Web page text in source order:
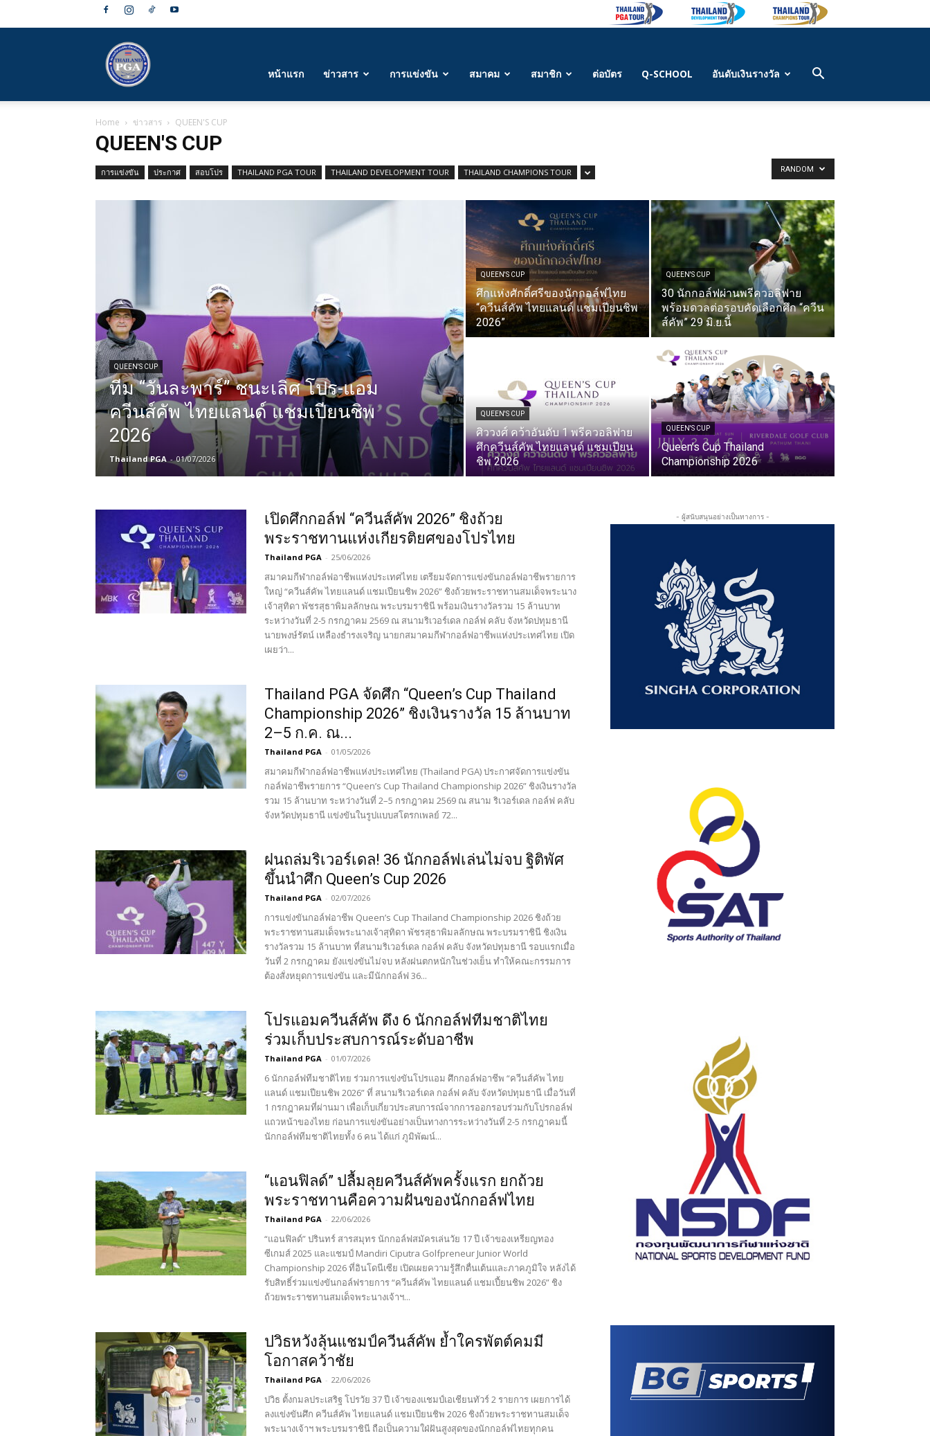
กีฬา
แห่ง
ประเทศไทย
หน้าแรก ข่าวสาร การแข่งขัน สมาคม สมาชิก ต่อบัตร Q-SCHOOL อันดับเงินรางวัล
Home ข่าวสาร QUEEN'S CUP
QUEEN'S CUP
การแข่งขัน ประกาศ สอบโปร THAILAND PGA TOUR THAILAND DEVELOPMENT TOUR THAILAND CHAMPIONS TOUR RANDOM
QUEEN'S CUP
ทีม “วันละพาร์” ชนะเลิศ โปร-แอม
ควีนส์คัพ ไทยแลนด์ แชมเปียนชิพ
2026
Thailand PGA - 01/07/2026
QUEEN'S CUP
ศึกแห่งศักดิ์ศรีของนักกอล์ฟไทย
“ควีนส์คัพ ไทยแลนด์ แชมเปียนชิพ
2026”
QUEEN'S CUP
30 นักกอล์ฟผ่านพรีควอลิฟาย
พร้อมดวลต่อรอบคัดเลือกศึก “ควีน
ส์คัพ” 29 มิ.ย.นี้
QUEEN'S CUP
ศิววงศ์ คว้าอันดับ 1 พรีควอลิฟาย
ศึกควีนส์คัพ ไทยแลนด์ แชมเปียน
ชิพ 2026
QUEEN'S CUP
Queen’s Cup Thailand
Championship 2026
เปิดศึกกอล์ฟ “ควีนส์คัพ 2026” ชิงถ้วย
พระราชทานแห่งเกียรติยศของโปรไทย
Thailand PGA - 25/06/2026
สมาคมกีฬากอล์ฟอาชีพแห่งประเทศไทย เตรียมจัดการแข่งขันกอล์ฟอาชีพรายการ
ใหญ่ “ควีนส์คัพ ไทยแลนด์ แชมเปียนชิพ 2026” ชิงถ้วยพระราชทานสมเด็จพระนาง
เจ้าสุทิดา พัชรสุธาพิมลลักษณ พระบรมราชินี พร้อมเงินรางวัลรวม 15 ล้านบาท
ระหว่างวันที่ 2-5 กรกฎาคม 2569 ณ สนามริเวอร์เดล กอล์ฟ คลับ จังหวัดปทุมธานี
นายพงษ์รัตน์ เหลืองธำรงเจริญ นายกสมาคมกีฬากอล์ฟอาชีพแห่งประเทศไทย เปิด
เผยว่า...
Thailand PGA จัดศึก “Queen’s Cup Thailand
Championship 2026” ชิงเงินรางวัล 15 ล้านบาท
2–5 ก.ค. ณ...
Thailand PGA - 01/05/2026
สมาคมกีฬากอล์ฟอาชีพแห่งประเทศไทย (Thailand PGA) ประกาศจัดการแข่งขัน
กอล์ฟอาชีพรายการ “Queen’s Cup Thailand Championship 2026” ชิงเงินรางวัล
รวม 15 ล้านบาท ระหว่างวันที่ 2–5 กรกฎาคม 2569 ณ สนาม ริเวอร์เดล กอล์ฟ คลับ
จังหวัดปทุมธานี แข่งขันในรูปแบบสโตรกเพลย์ 72...
ฝนถล่มริเวอร์เดล! 36 นักกอล์ฟเล่นไม่จบ ฐิติพัศ
ขึ้นนำศึก Queen’s Cup 2026
Thailand PGA - 02/07/2026
การแข่งขันกอล์ฟอาชีพ Queen’s Cup Thailand Championship 2026 ชิงถ้วย
พระราชทานสมเด็จพระนางเจ้าสุทิดา พัชรสุธาพิมลลักษณ พระบรมราชินี ชิงเงิน
รางวัลรวม 15 ล้านบาท ที่สนามริเวอร์เดล กอล์ฟ คลับ จังหวัดปทุมธานี รอบแรกเมื่อ
วันที่ 2 กรกฎาคม ยังแข่งขันไม่จบ หลังฝนตกหนักในช่วงเย็น ทำให้คณะกรรมการ
ต้องสั่งหยุดการแข่งขัน และมีนักกอล์ฟ 36...
โปรแอมควีนส์คัพ ดึง 6 นักกอล์ฟทีมชาติไทย
ร่วมเก็บประสบการณ์ระดับอาชีพ
Thailand PGA - 01/07/2026
6 นักกอล์ฟทีมชาติไทย ร่วมการแข่งขันโปรแอม ศึกกอล์ฟอาชีพ “ควีนส์คัพ ไทย
แลนด์ แชมเปียนชิพ 2026” ที่ สนามริเวอร์เดล กอล์ฟ คลับ จังหวัดปทุมธานี เมื่อวันที่
1 กรกฎาคมที่ผ่านมา เพื่อเก็บเกี่ยวประสบการณ์จากการออกรอบร่วมกับโปรกอล์ฟ
แถวหน้าของไทย ก่อนการแข่งขันอย่างเป็นทางการระหว่างวันที่ 2-5 กรกฎาคมนี้
นักกอล์ฟทีมชาติไทยทั้ง 6 คน ได้แก่ ภูมิพัฒน์...
“แอนฟิลด์” ปลื้มลุยควีนส์คัพครั้งแรก ยกถ้วย
พระราชทานคือความฝันของนักกอล์ฟไทย
Thailand PGA - 22/06/2026
“แอนฟิลด์” ปรินทร์ สารสมุทร นักกอล์ฟสมัครเล่นวัย 17 ปี เจ้าของเหรียญทอง
ซีเกมส์ 2025 และแชมป์ Mandiri Ciputra Golfpreneur Junior World
Championship 2026 ที่อินโดนีเซีย เปิดเผยความรู้สึกตื่นเต้นและภาคภูมิใจ หลังได้
รับสิทธิ์ร่วมแข่งขันกอล์ฟรายการ “ควีนส์คัพ ไทยแลนด์ แชมเปี้ยนชิพ 2026” ชิง
ถ้วยพระราชทานสมเด็จพระนางเจ้าฯ...
ปวิธหวังลุ้นแชมป์ควีนส์คัพ ย้ำใครพัตต์คมมี
โอกาสคว้าชัย
Thailand PGA - 22/06/2026
ปวิธ ตั้งกมลประเสริฐ โปรวัย 37 ปี เจ้าของแชมป์เอเชียนทัวร์ 2 รายการ เผยการได้
ลงแข่งขันศึก ควีนส์คัพ ไทยแลนด์ แชมเปียนชิพ 2026 ชิงถ้วยพระราชทานสมเด็จ
พระนางเจ้าฯ พระบรมราชินี ถือเป็นความใฝ่ฝันสูงสุดของนักกอล์ฟไทยทุกคน
- ผู้สนับสนุนอย่างเป็นทางการ -